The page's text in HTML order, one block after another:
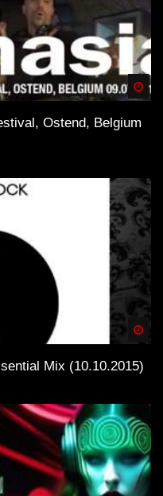
Ostend, Belgium
Mix (10.10.2015)